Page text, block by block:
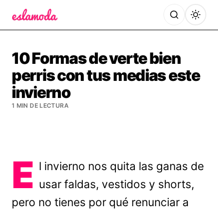
10 Formas de verte bien
perris con tus medias este
invierno
1 MIN DE LECTURA
E l invierno nos quita las ganas de
usar faldas, vestidos y shorts,
pero no tienes por qué renunciar a